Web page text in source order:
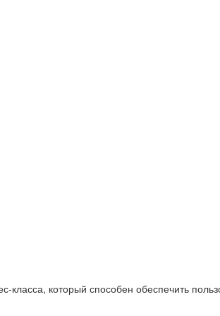
класса, который способен обеспечить